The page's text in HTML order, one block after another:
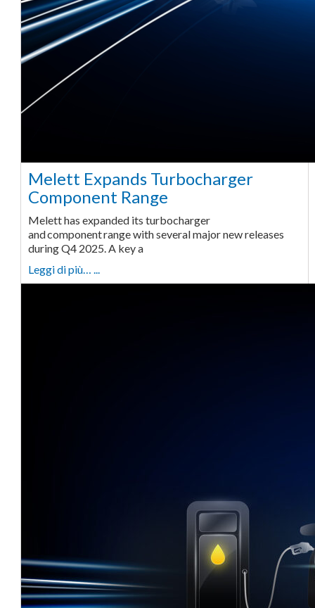
Melett Expands Turbocharger
Component Range
Melett has expanded its turbocharger
and component range with several major new releases
during Q4 2025. A key a
Leggi di più… ...